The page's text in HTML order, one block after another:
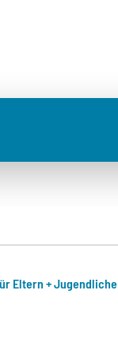
Eltern + Jugendliche